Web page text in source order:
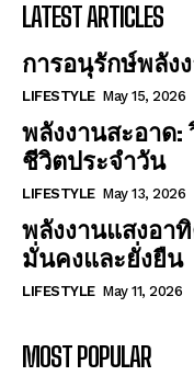
LATEST ARTICLES
การอนุรักษ์พลัง
LIFESTYLE May 15, 2026
พลังงานสะอาด:
ชีวิตประจำวัน
LIFESTYLE May 13, 2026
พลังงานแสงอา
มั่นคงและยั่งยืน
LIFESTYLE May 11, 2026
MOST POPULAR